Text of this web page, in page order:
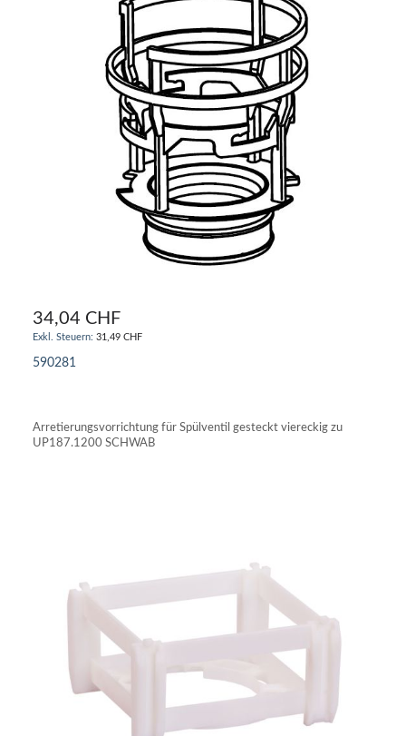
34,04 CHF
31,49 CHF
590281
Arretierungsvorrichtung für Spülventil gesteckt viereckig zu
UP187.1200 SCHWAB